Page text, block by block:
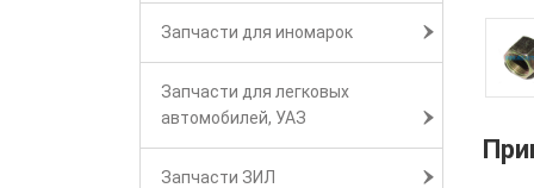
Запчасти для иномарок
Запчасти для легковых
автомобилей, УАЗ
Запчасти ЗИЛ